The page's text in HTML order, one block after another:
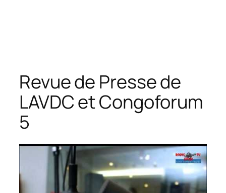
Revue de Presse de
LAVDC et Congoforum
5